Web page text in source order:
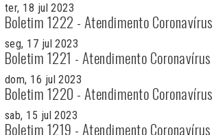
ter, 18 jul 2023
Boletim 1222 - Atendimento Coronavírus
seg, 17 jul 2023
Boletim 1221 - Atendimento Coronavírus
dom, 16 jul 2023
Boletim 1220 - Atendimento Coronavírus
sab, 15 jul 2023
Boletim 1219 - Atendimento Coronavírus